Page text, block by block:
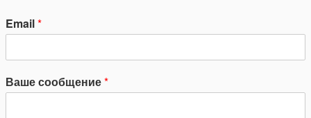
Email*
Ваше сообщение*